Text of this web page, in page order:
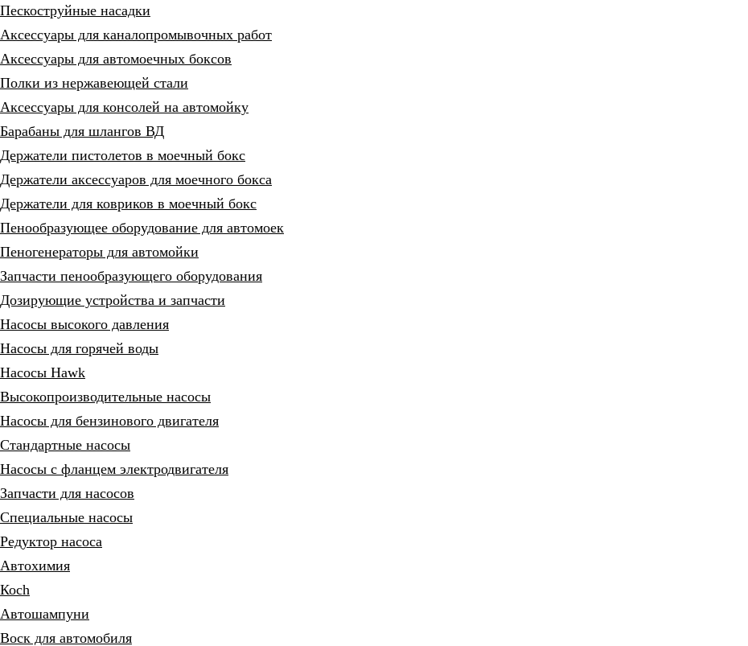
Пескоструйные насадки
Аксессуары для каналопромывочных работ
Аксессуары для автомоечных боксов
Полки из нержавеющей стали
Аксессуары для консолей на автомойку
Барабаны для шлангов ВД
Держатели пистолетов в моечный бокс
Держатели аксессуаров для моечного бокса
Держатели для ковриков в моечный бокс
Пенообразующее оборудование для автомоек
Пеногенераторы для автомойки
Запчасти пенообразующего оборудования
Дозирующие устройства и запчасти
Насосы высокого давления
Насосы для горячей воды
Насосы Hawk
Высокопроизводительные насосы
Насосы для бензинового двигателя
Стандартные насосы
Насосы с фланцем электродвигателя
Запчасти для насосов
Специальные насосы
Редуктор насоса
Автохимия
Коch
Автошампуни
Воск для автомобиля